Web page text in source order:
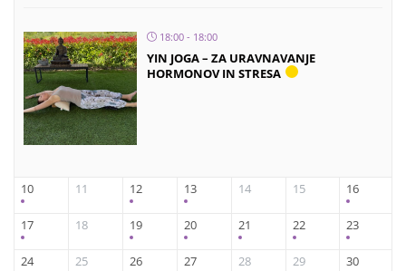
18:00 - 18:00
YIN JOGA – ZA URAVNAVANJE
HORMONOV IN STRESA
10 11 12 13 14 15 16
17 18 19 20 21 22 23
24 25 26 27 28 29 30